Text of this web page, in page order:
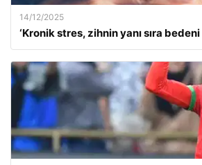
14/12/2025
‘Kronik stres, zihnin yanı sıra